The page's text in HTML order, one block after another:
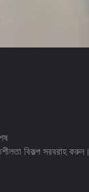
বিকল্প সরবরাহ করুন।